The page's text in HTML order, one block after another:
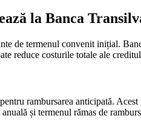
la Banca
de termenul convenit inițial.
reduce costurile totale ale
rambursarea anticipată.
și termenul rămas de